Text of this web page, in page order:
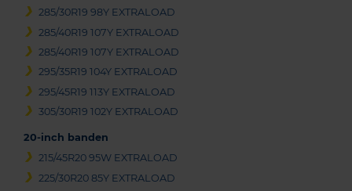
285/30R19 98Y EXTRALOAD
285/40R19 107Y EXTRALOAD
285/40R19 107Y EXTRALOAD
295/35R19 104Y EXTRALOAD
295/45R19 113Y EXTRALOAD
305/30R19 102Y EXTRALOAD
20-inch banden
215/45R20 95W EXTRALOAD
225/30R20 85Y EXTRALOAD